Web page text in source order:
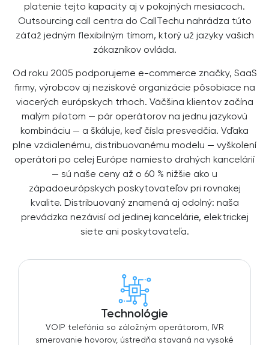
platenie tejto kapacity aj v pokojných mesiacoch.
Outsourcing call centra do CallTechu nahrádza túto
záťaž jedným flexibilným tímom, ktorý už jazyky vašich
zákazníkov ovláda.
Od roku 2005 podporujeme e-commerce značky, SaaS
firmy, výrobcov aj neziskové organizácie pôsobiace na
viacerých európskych trhoch. Väčšina klientov začína
malým pilotom — pár operátorov na jednu jazykovú
kombináciu — a škáluje, keď čísla presvedčia. Vďaka
plne vzdialenému, distribuovanému modelu — vyškolení
operátori po celej Európe namiesto drahých kancelárií
— sú naše ceny až o 60 % nižšie ako u
západoeurópskych poskytovateľov pri rovnakej
kvalite. Distribuovaný znamená aj odolný: naša
prevádzka nezávisí od jedinej kancelárie, elektrickej
siete ani poskytovateľa.
Technológie
VOIP telefónia so záložným operátorom, IVR
smerovanie hovorov, ústredňa stavaná na vysoké